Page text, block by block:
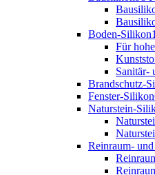
Boden-Silikon
Für
Sanitär-
Brandschutz-
Fenster-Silikon
Naturstein-
Reinraum-